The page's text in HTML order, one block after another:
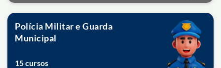
Polícia Militar e Guarda
Municipal
15 cursos